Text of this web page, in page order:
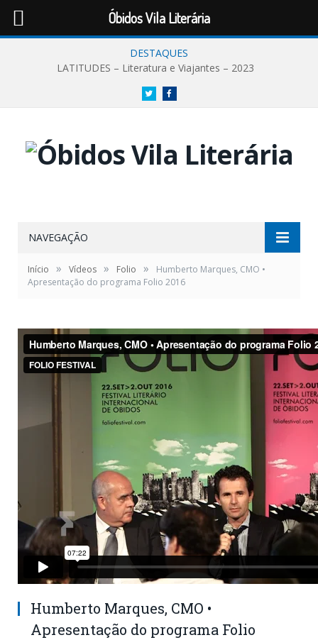
DESTAQUES
LATITUDES – Literatura e Viajantes – 2023
Twitter
NAVEGAÇÃO
Início » Vídeos » Folio »
Humberto Marques, CMO •
Apresentação do programa Folio 2016
Humberto Marques, CMO •
Apresentação do programa Folio
Óbidos Vila Literária